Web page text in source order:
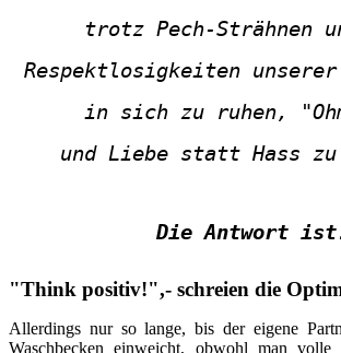
trotz Pech-Strähnen
Respektlosigkeiten unserer
in sich zu ruhen,
und Liebe statt Hass zu
Die Antwort ist:
"Think positiv!",- schreien die
Allerdings nur so lange, bis der eigene
Waschbecken einweicht, obwohl man volle